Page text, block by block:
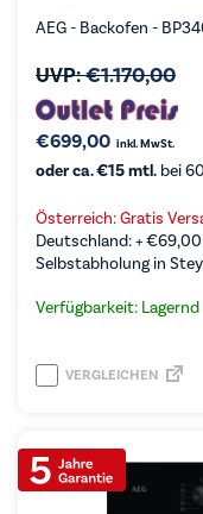
AEG - Backofen -
UVP:€1.170,00
€699,00 inkl. MwSt.
oder ca. €15 mtl. bei
Österreich: Gratis
Deutschland: +€69,00
Selbstabholung in
Verfügbarkeit: Lagernd
VERGLEICHEN